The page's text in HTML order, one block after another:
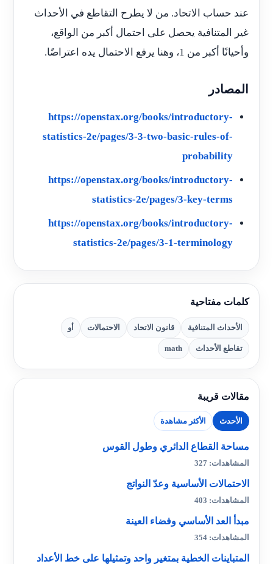
عند حساب الاتحاد. من لا يطرح التقاطع في الأحداث
غير المتنافية يحصل على احتمال أكبر من الواقع،
وأحيانًا أكبر من 1، وهنا يرفع الاحتمال يده اعتراضًا.
المصادر
https://openstax.org/books/introductory-
statistics-2e/pages/3-3-two-basic-rules-of-
probability
https://openstax.org/books/introductory-
statistics-2e/pages/3-key-terms
https://openstax.org/books/introductory-
statistics-2e/pages/3-1-terminology
كلمات مفتاحية
الأحداث المتنافية قانون الاتحاد الاحتمالات أو
تقاطع الأحداث math
مقالات قريبة
الأحدث الأكثر مشاهدة
مساحة القطاع الدائري وطول القوس
المشاهدات: 327
الاحتمالات الأساسية وعدّ النواتج
المشاهدات: 403
مبدأ العد الأساسي وفضاء العينة
المشاهدات: 354
المتباينات الخطية بمتغير واحد وتمثيلها على خط الأعداد